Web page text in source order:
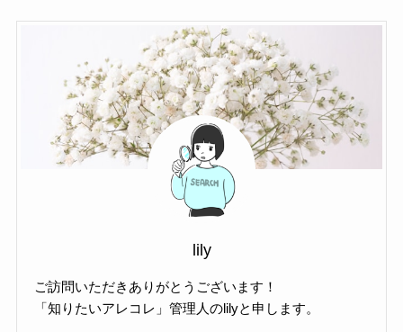
lily
ご訪問いただきありがとうございます！
「知りたいアレコレ」管理人のlilyと申します。